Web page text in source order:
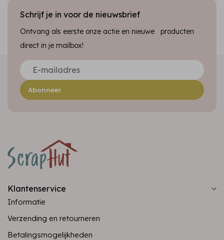
Schrijf je in voor de nieuwsbrief
Ontvang als eerste onze actie en nieuwe producten
direct in je mailbox!
Abonneer
Klantenservice
Informatie
Verzending en retourneren
Betalingsmogelijkheden